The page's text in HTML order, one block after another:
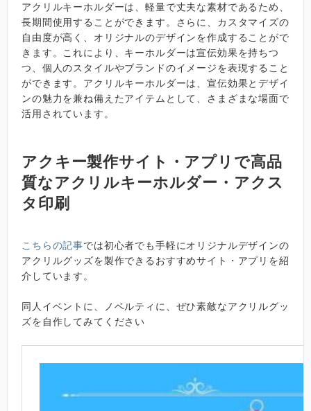
アクリルキーホルダーは、軽量で丈夫な素材であるため、
長期間使用することができます。さらに、カスタマイズの
自由度が高く、オリジナルのデザインを作成することがで
きます。これにより、キーホルダーは宣伝効果を持ちつ
つ、個人のスタイルやブランドのイメージを表現すること
ができます。アクリルキーホルダーは、宣伝効果とデザイ
ンの魅力を兼ね備えたアイテムとして、さまざまな場面で
活用されています。
アクキー製作サイト・アプリで高品
質なアクリルキーホルダー・アクス
タ印刷
こちらの記事では初心者でも手軽にオリジナルデザインの
アクリルグッズを製作できるおすすめサイト・アプリを紹
介しています。
同人イベントに、ノベルティに、ぜひ素敵なアクリルグッ
ズを自作してみてください